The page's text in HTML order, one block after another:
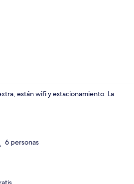
están wifi y estacionamiento. La
6 personas